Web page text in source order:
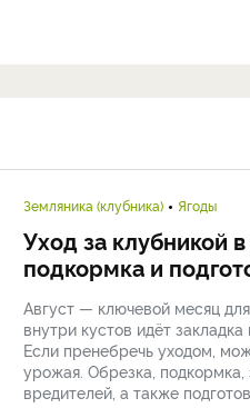
Земляника (клубника) Ягоды
Уход за клубникой
подкормка и
Август — ключевой месяц
внутри кустов идёт
Если пренебречь уходом,
урожая. Обрезка,
вредителей, а также